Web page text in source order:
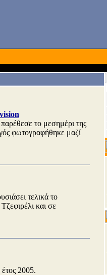
το μεσημέρι της
φωτογραφήθηκε μαζί
τελικά το
και σε
2005.